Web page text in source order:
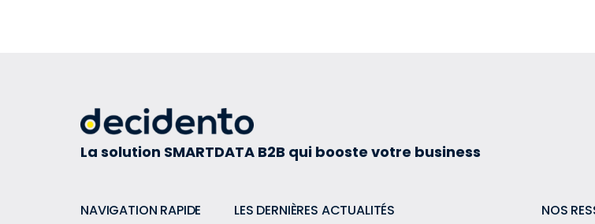
La solution SMARTDATA B2B qui booste votre business
NAVIGATION RAPIDE LES DERNIÈRES ACTUALITÉS NOS